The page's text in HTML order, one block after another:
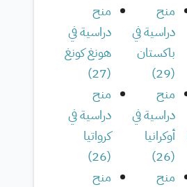
منح
دراسية في
باكستان
(
29
)
منح
دراسية في
هونغ كونغ
(
27
)
منح
دراسية في
أوكرانيا
(
26
)
منح
دراسية في
كرواتيا
(
26
)
منح
منح